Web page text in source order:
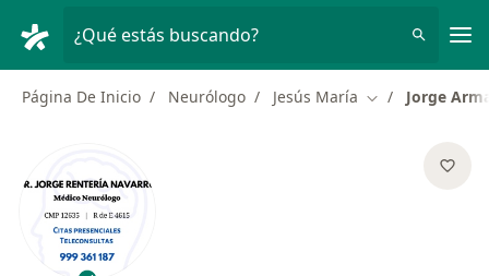
¿Qué estás buscando?
Página De Inicio Neurólogo Jesús María Cambiar de
Jorge